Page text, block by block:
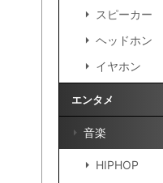
スピーカー
ヘッドホン
イヤホン
エンタメ
音楽
HIPHOP